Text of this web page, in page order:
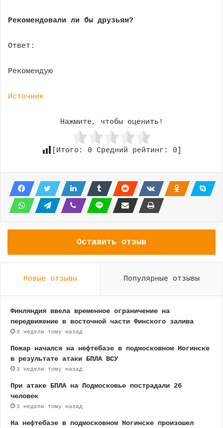
Рекомендовали ли бы друзьям?
Ответ:
Рекомендую
Источник
Нажмите, чтобы оценить!
[Итого: 0 Средний рейтинг: 0
Оставить отзыв
Новые отзывы Популярные отзывы
Финляндия ввела временное ограничение на
передвижение в восточной части Финского залива
3 недели тому назад
Пожар начался на нефтебазе в подмосковном Ногинске
в результате атаки БПЛА ВСУ
3 недели тому назад
При атаке БПЛА на Подмосковье пострадали 26
человек
3 недели тому назад
На нефтебазе в подмосковном Ногинске произошел